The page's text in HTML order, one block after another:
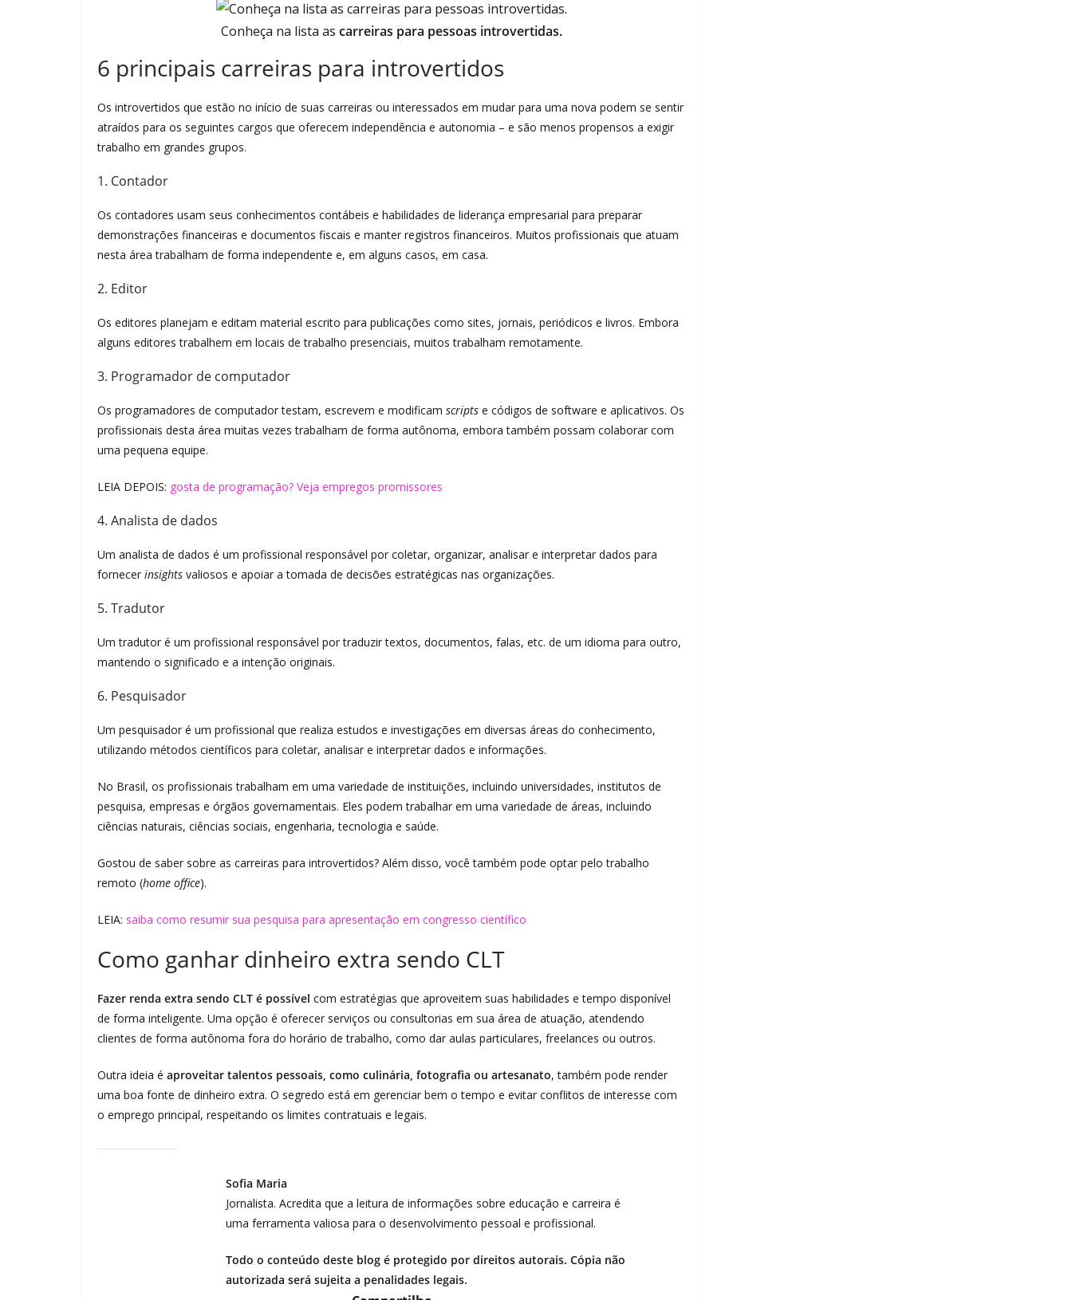
Conheça na lista as carreiras para pessoas introvertidas.
6 principais carreiras para introvertidos
Os introvertidos que estão no início de suas carreiras ou interessados ​​em mudar para uma nova podem se sentir
atraídos para os seguintes cargos que oferecem independência e autonomia – e são menos propensos a exigir
trabalho em grandes grupos.
1. Contador
Os contadores usam seus conhecimentos contábeis e habilidades de liderança empresarial para preparar
demonstrações financeiras e documentos fiscais e manter registros financeiros. Muitos profissionais que atuam
nesta área trabalham de forma independente e, em alguns casos, em casa.
2. Editor
Os editores planejam e editam material escrito para publicações como sites, jornais, periódicos e livros. Embora
alguns editores trabalhem em locais de trabalho presenciais, muitos trabalham remotamente.
3. Programador de computador
Os programadores de computador testam, escrevem e modificam scripts e códigos de software e aplicativos. Os
profissionais desta área muitas vezes trabalham de forma autônoma, embora também possam colaborar com
uma pequena equipe.
LEIA DEPOIS: gosta de programação? Veja empregos promissores
4. Analista de dados
Um analista de dados é um profissional responsável por coletar, organizar, analisar e interpretar dados para
fornecer insights valiosos e apoiar a tomada de decisões estratégicas nas organizações.
5. Tradutor
Um tradutor é um profissional responsável por traduzir textos, documentos, falas, etc. de um idioma para outro,
mantendo o significado e a intenção originais.
6. Pesquisador
Um pesquisador é um profissional que realiza estudos e investigações em diversas áreas do conhecimento,
utilizando métodos científicos para coletar, analisar e interpretar dados e informações.
No Brasil, os profissionais trabalham em uma variedade de instituições, incluindo universidades, institutos de
pesquisa, empresas e órgãos governamentais. Eles podem trabalhar em uma variedade de áreas, incluindo
ciências naturais, ciências sociais, engenharia, tecnologia e saúde.
Gostou de saber sobre as carreiras para introvertidos? Além disso, você também pode optar pelo trabalho
remoto (home office).
LEIA: saiba como resumir sua pesquisa para apresentação em congresso científico
Como ganhar dinheiro extra sendo CLT
Fazer renda extra sendo CLT é possível com estratégias que aproveitem suas habilidades e tempo disponível
de forma inteligente. Uma opção é oferecer serviços ou consultorias em sua área de atuação, atendendo
clientes de forma autônoma fora do horário de trabalho, como dar aulas particulares, freelances ou outros.
Outra ideia é aproveitar talentos pessoais, como culinária, fotografia ou artesanato, também pode render
uma boa fonte de dinheiro extra. O segredo está em gerenciar bem o tempo e evitar conflitos de interesse com
o emprego principal, respeitando os limites contratuais e legais.
Sofia Maria
Jornalista. Acredita que a leitura de informações sobre educação e carreira é
uma ferramenta valiosa para o desenvolvimento pessoal e profissional.
Todo o conteúdo deste blog é protegido por direitos autorais. Cópia não
autorizada será sujeita a penalidades legais.